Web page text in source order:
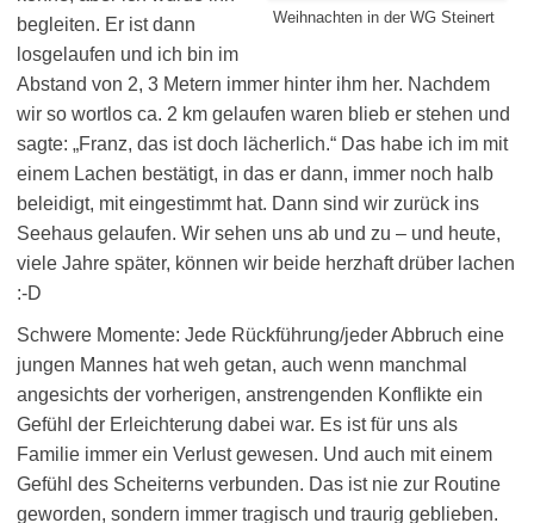
Weihnachten in der WG Steinert
begleiten. Er ist dann
losgelaufen und ich bin im
Abstand von 2, 3 Metern immer hinter ihm her. Nachdem
wir so wortlos ca. 2 km gelaufen waren blieb er stehen und
sagte: „Franz, das ist doch lächerlich.“ Das habe ich im mit
einem Lachen bestätigt, in das er dann, immer noch halb
beleidigt, mit eingestimmt hat. Dann sind wir zurück ins
Seehaus gelaufen. Wir sehen uns ab und zu – und heute,
viele Jahre später, können wir beide herzhaft drüber lachen
:-D
Schwere Momente: Jede Rückführung/jeder Abbruch eine
jungen Mannes hat weh getan, auch wenn manchmal
angesichts der vorherigen, anstrengenden Konflikte ein
Gefühl der Erleichterung dabei war. Es ist für uns als
Familie immer ein Verlust gewesen. Und auch mit einem
Gefühl des Scheiterns verbunden. Das ist nie zur Routine
geworden, sondern immer tragisch und traurig geblieben.